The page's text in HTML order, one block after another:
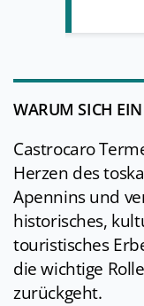
WARUM SICH
Castrocaro
Herzen des
Apennins und
historisches,
touristisches
die wichtige
zurückgeht.